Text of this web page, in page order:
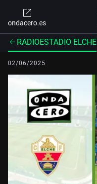
ondacero.es
RADIOESTADIO ELCHE
02/06/2025